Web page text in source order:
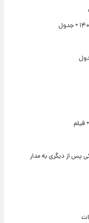
از دیگری به مدار